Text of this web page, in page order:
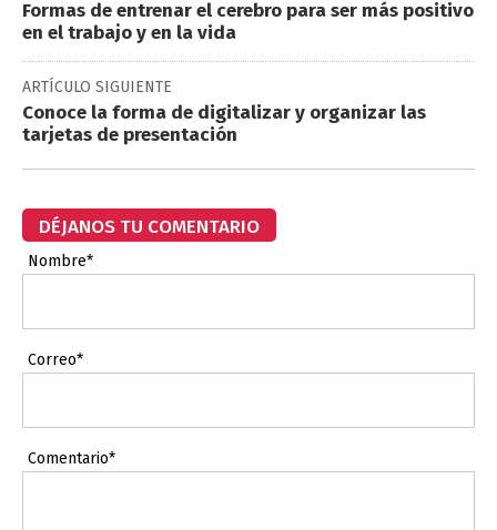
Formas de entrenar el cerebro para ser más positivo
en el trabajo y en la vida
ARTÍCULO SIGUIENTE
Conoce la forma de digitalizar y organizar las
tarjetas de presentación
DÉJANOS TU COMENTARIO
Nombre*
Correo*
Comentario*